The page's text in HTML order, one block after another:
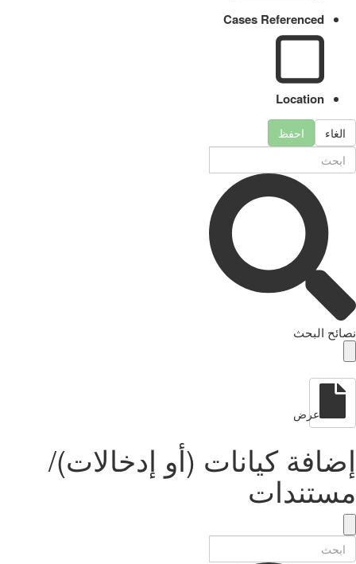
Cases Referenced
Location
الغاء احفظ
نصائح البحث
عرض
إضافة كيانات (أو إدخالات)/
مستندات